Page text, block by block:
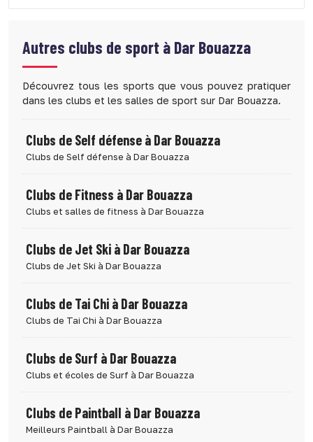
Autres clubs de sport à Dar Bouazza
Découvrez tous les sports que vous pouvez pratiquer
dans les clubs et les salles de sport sur Dar Bouazza.
Clubs de Self défense à Dar Bouazza
Clubs de Self défense à Dar Bouazza
Clubs de Fitness à Dar Bouazza
Clubs et salles de fitness à Dar Bouazza
Clubs de Jet Ski à Dar Bouazza
Clubs de Jet Ski à Dar Bouazza
Clubs de Tai Chi à Dar Bouazza
Clubs de Tai Chi à Dar Bouazza
Clubs de Surf à Dar Bouazza
Clubs et écoles de Surf à Dar Bouazza
Clubs de Paintball à Dar Bouazza
Meilleurs Paintball à Dar Bouazza